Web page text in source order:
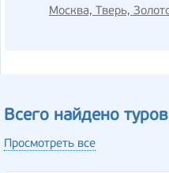
Москва, Тверь,
Всего найдено
Просмотреть все